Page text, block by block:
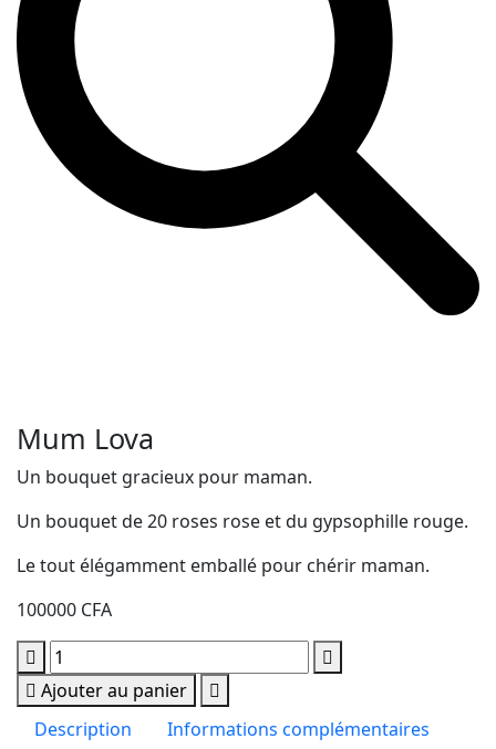
Mum Lova
Un bouquet gracieux pour maman.
Un bouquet de 20 roses rose et du gypsophille rouge.
Le tout élégamment emballé pour chérir maman.
100000 CFA
Mum
Lova
quantity
Ajouter au panier
Description
Informations complémentaires